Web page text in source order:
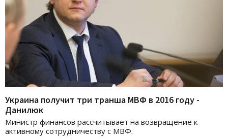
Украина получит три транша МВФ в 2016 году -
Данилюк
Министр финансов рассчитывает на возвращение к
активному сотрудничеству с МВФ.